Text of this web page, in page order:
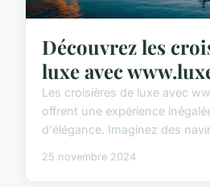
Découvrez les
luxe avec
Les croisières de luxe avec
offrent une expérience
d'élégance. Imaginez des
25 novembre 2024